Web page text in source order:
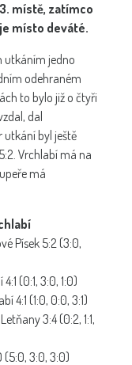
místě, zatímco
místo deváté.
utkáním jedno
odehraném
to bylo již o čtyři
dal
utkání byl ještě
Vrchlabí má na
má
Písek 5:2 (3:0,
(0:1, 3:0, 1:0)
4:1 (1:0, 0:0, 3:1)
3:4 (0:2, 1:1,
(5:0, 3:0, 3:0)